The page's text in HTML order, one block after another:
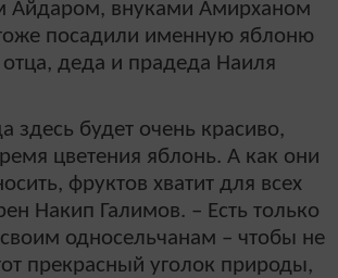
Айдаром, внуками Амирханом
посадили именную яблоню
отца, деда и прадеда Наиля
здесь будет очень красиво,
цветения яблонь. А как они
фруктов хватит для всех
Накип Галимов. – Есть только
односельчанам – чтобы не
прекрасный уголок природы,